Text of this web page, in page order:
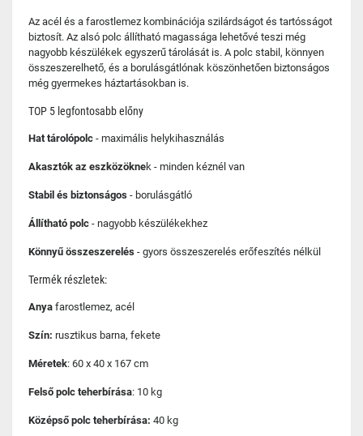
Az acél és a farostlemez kombinációja szilárdságot és tartósságot
biztosít. Az alsó polc állítható magassága lehetővé teszi még
nagyobb készülékek egyszerű tárolását is. A polc stabil, könnyen
összeszerelhető, és a borulásgátlónak köszönhetően biztonságos
még gyermekes háztartásokban is.
TOP 5 legfontosabb előny
Hat tárolópolc - maximális helykihasználás
Akasztók az eszközöknek - minden kéznél van
Stabil és biztonságos - borulásgátló
Állítható polc - nagyobb készülékekhez
Könnyű összeszerelés - gyors összeszerelés erőfeszítés nélkül
Termék részletek:
Anya farostlemez, acél
Szín: rusztikus barna, fekete
Méretek: 60 x 40 x 167 cm
Felső polc teherbírása: 10 kg
Középső polc teherbírása: 40 kg